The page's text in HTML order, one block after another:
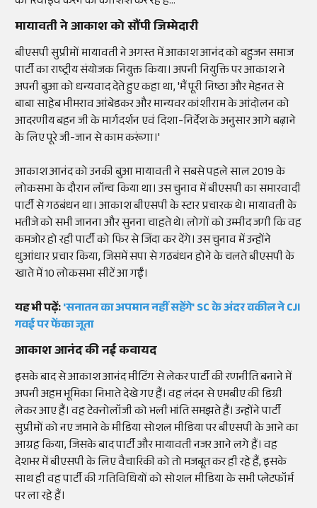
मायावती ने आकाश को सौंपी जिम्मेदारी
बीएसपी सुप्रीमों मायावती ने अगस्त में आकाश आनंद को बहुजन समाज
पार्टी का राष्ट्रीय संयोजक नियुक्त किया। अपनी नियुक्ति पर आकाश ने
अपनी बुआ को धन्यवाद देते हुए कहा था,'मैं पूरी निष्ठा और मेहनत से
बाबा साहेब भीमराव आंबेडकर और मान्यवर कांशीराम के आंदोलन को
आदरणीय बहन जी के मार्गदर्शन एवं दिशा-निर्देश के अनुसार आगे बढ़ाने
के लिए पूरे जी-जान से काम करूंगा।'
आकाश आनंद को उनकी बुआ मायावती ने सबसे पहले साल 2019 के
लोकसभा के दौरान लॉन्च किया था। उस चुनाव में बीएसपी का समारवादी
पार्टी से गठबंधन था। आकाश बीएसपी के स्टार प्रचारक थे। मायावती के
भतीजे को सभी जानना और सुनना चाहते थे। लोगों को उम्मीद जगी कि वह
कमजोर हो रही पार्टी को फिर से जिंदा कर देंगे। उस चुनाव में उन्होंने
धुआंधार प्रचार किया, जिसमें सपा से गठबंधन होने के चलते बीएसपी के
खाते में 10 लोकसभा सीटें आ गईं।
यह भी पढ़ें:'सनातन का अपमान नहीं सहेंगे' SC के अंदर वकील ने CJI
गवई पर फेंका जूता
आकाश आनंद की नई कवायद
इसके बाद से आकाश आनंद मीटिंग से लेकर पार्टी की रणनीति बनाने में
अपनी अहम भूमिका निभाते देखे गए हैं। वह लंदन से एमबीए की डिग्री
लेकर आए हैं। वह टेक्नोलॉजी को भली भांति समझते हैं। उन्होंने पार्टी
सुप्रीमों को नए जमाने के मीडिया सोशल मीडिया पर बीएसपी के आने का
आग्रह किया, जिसके बाद पार्टी और मायावती नजर आने लगे हैं। वह
देशभर में बीएसपी के लिए वैचारिकी को तो मजबूत कर ही रहे हैं, इसके
साथ ही वह पार्टी की गतिविधियों को सोशल मीडिया के सभी प्लेटफॉर्म
पर ला रहे हैं।